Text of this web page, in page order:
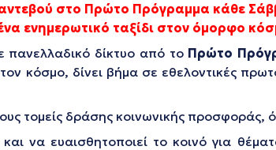
στο Πρώτο Πρόγραμμα κάθε
ενημερωτικό ταξίδι στον όμορφο
πανελλαδικό δίκτυο από το Πρώτο
κόσμο, δίνει βήμα σε εθελοντικές
τομείς δράσης κοινωνικής προσφοράς,
να ευαισθητοποιεί το κοινό για